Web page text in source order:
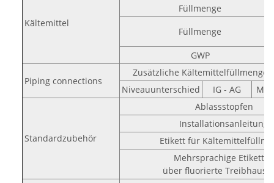
Kältemittel
Füllmenge
Füllmenge
GWP
Piping connections
Zusätzliche Kältemittelfüllmenge
Niveauunterschied
IG - AG
Standardzubehör
Ablassstopfen
Installationsanleitung
Etikett für
Mehrsprachige Etiketten
über fluorierte